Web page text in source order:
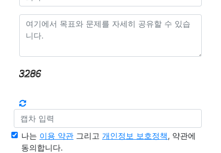
나는 이용 약관 그리고 개인정보 보호정책, 약관에
동의합니다.